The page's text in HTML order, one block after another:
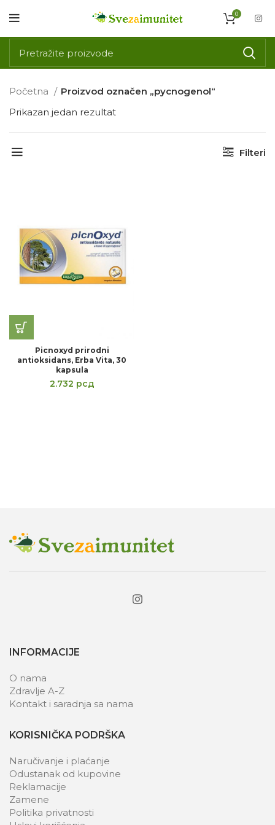
0
Početna
Proizvod označen „pycnogenol“
Prikazan jedan rezultat
Filteri
Picnoxyd prirodni
antioksidans, Erba Vita, 30
kapsula
2.732 рсд
INFORMACIJE
O nama
Zdravlje A-Z
Kontakt i saradnja sa nama
KORISNIČKA PODRŠKA
Naručivanje i plaćanje
Odustanak od kupovine
Reklamacije
Zamene
Politika privatnosti